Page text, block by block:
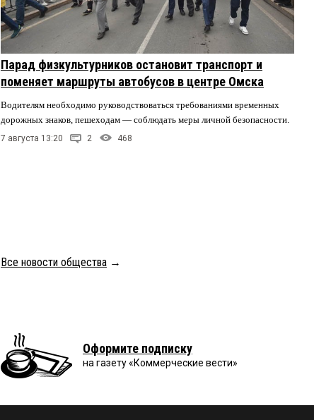
Парад физкультурников остановит транспорт и
поменяет маршруты автобусов в центре Омска
Водителям необходимо руководствоваться требованиями временных
дорожных знаков, пешеходам — соблюдать меры личной безопасности.
7 августа 13:20 2 468
Все новости общества →
Оформите подписку
на газету «Коммерческие вести»